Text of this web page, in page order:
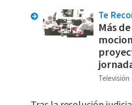
Te
Más
Televisión